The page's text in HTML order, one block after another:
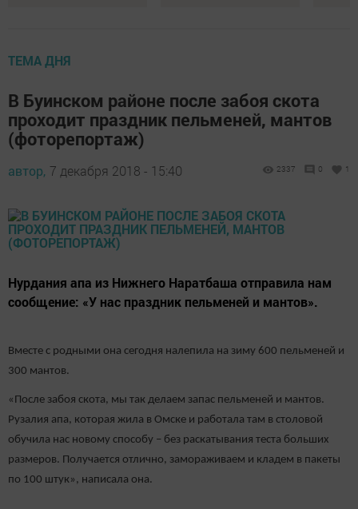
ТЕМА ДНЯ
В Буинском районе после забоя скота
проходит праздник пельменей, мантов
(фоторепортаж)
автор, 7 декабря 2018 - 15:40 2337 0 1
Нурдания апа из Нижнего Наратбаша отправила нам
сообщение: «У нас праздник пельменей и мантов».
Вместе с родными она сегодня налепила на зиму 600 пельменей и
300 мантов.
«После забоя скота, мы так делаем запас пельменей и мантов.
Рузалия апа, которая жила в Омске и работала там в столовой
обучила нас новому способу – без раскатывания теста больших
размеров. Получается отлично, замораживаем и кладем в пакеты
по 100 штук», написала она.